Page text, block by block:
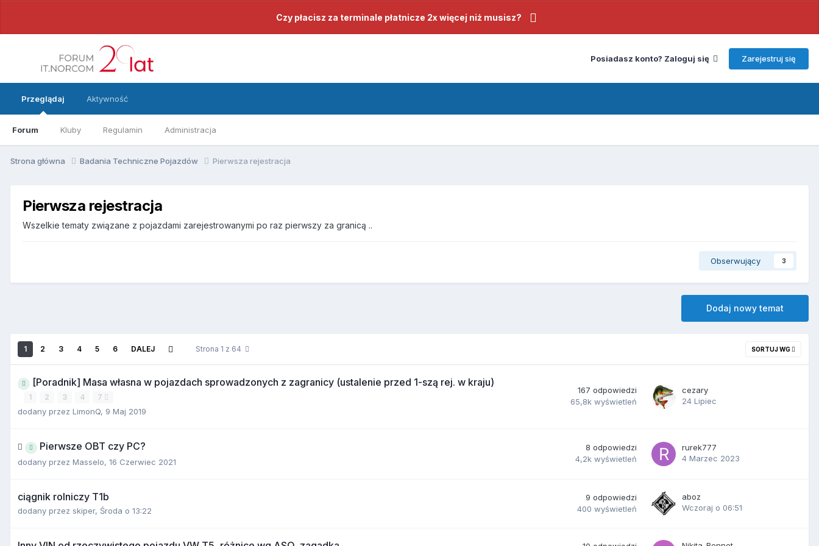
Czy płacisz za terminale płatnicze 2x więcej niż musisz?
Posiadasz konto? Zaloguj się Zarejestruj się
Przeglądaj
Forum Kluby Regulamin Administracja
Aktywność
Strona główna Badania Techniczne Pojazdów Pierwsza rejestracja
Pierwsza rejestracja
Wszelkie tematy związane z pojazdami zarejestrowanymi po raz pierwszy za granicą ..
Obserwujący 3
Dodaj nowy temat
SORTUJ WG
1 2 3 4 5 6 DALEJ Strona 1 z 64
[Poradnik] Masa własna w pojazdach sprowadzonych z zagranicy (ustalenie przed 1-szą rej. w kraju)
1 2 3 4 7
dodany przez LimonQ, 9 Maj 2019
167 odpowiedzi
65,8k wyświetleń
cezary
24 Lipiec
Pierwsze OBT czy PC?
dodany przez Masselo, 16 Czerwiec 2021
8 odpowiedzi
4,2k wyświetleń
rurek777
4 Marzec 2023
ciągnik rolniczy T1b
dodany przez skiper, Środa o 13:22
9 odpowiedzi
400 wyświetleń
aboz
Wczoraj o 06:51